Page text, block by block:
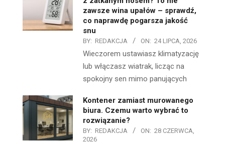
zawsze wina upałów – sprawdź,
co naprawdę pogarsza jakość
snu
BY: REDAKCJA ON: 24 LIPCA, 2026
Wieczorem ustawiasz klimatyzację
lub włączasz wiatrak, licząc na
spokojny sen mimo panujących
Kontener zamiast murowanego
biura. Czemu warto wybrać to
rozwiązanie?
BY: REDAKCJA ON: 28 CZERWCA,
2026